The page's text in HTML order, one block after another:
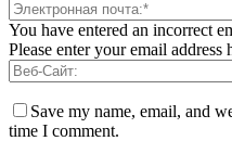
You have entered an incorrect
Please enter your email address
Save my name, email, and
time I comment.